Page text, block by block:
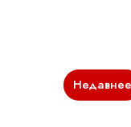
Недавнее